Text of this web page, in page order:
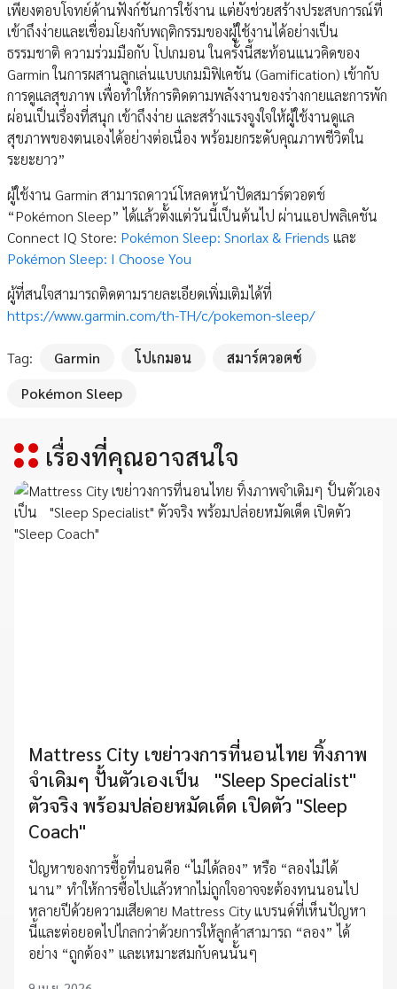
เพียงตอบโจทย์ด้านฟังก์ชันการใช้งาน แต่ยังช่วยสร้างประสบการณ์ที่
เข้าถึงง่ายและเชื่อมโยงกับพฤติกรรมของผู้ใช้งานได้อย่างเป็น
ธรรมชาติ ความร่วมมือกับ โปเกมอน ในครั้งนี้สะท้อนแนวคิดของ
Garmin ในการผสานลูกเล่นแบบเกมมิฟิเคชัน (Gamification) เข้ากับ
การดูแลสุขภาพ เพื่อทำให้การติดตามพลังงานของร่างกายและการพัก
ผ่อนเป็นเรื่องที่สนุก เข้าถึงง่าย และสร้างแรงจูงใจให้ผู้ใช้งานดูแล
สุขภาพของตนเองได้อย่างต่อเนื่อง พร้อมยกระดับคุณภาพชีวิตใน
ระยะยาว”
ผู้ใช้งาน Garmin สามารถดาวน์โหลดหน้าปัดสมาร์ตวอตช์
“Pokémon Sleep” ได้แล้วตั้งแต่วันนี้เป็นต้นไป ผ่านแอปพลิเคชัน
Connect IQ Store: Pokémon Sleep: Snorlax & Friends และ
Pokémon Sleep: I Choose You
ผู้ที่สนใจสามารถติดตามรายละเอียดเพิ่มเติมได้ที่
https://www.garmin.com/th-TH/c/pokemon-sleep/
Tag: Garmin โปเกมอน
สมาร์ตวอตช์
Pokémon Sleep
เรื่องที่คุณอาจสนใจ
Mattress City เขย่าวงการที่นอนไทย ทิ้งภาพ
จำเดิมๆ ปั้นตัวเองเป็น "Sleep Specialist"
ตัวจริง พร้อมปล่อยหมัดเด็ด เปิดตัว "Sleep
Coach"
ปัญหาของการซื้อที่นอนคือ “ไม่ได้ลอง” หรือ “ลองไม่ได้
นาน” ทำให้การซื้อไปแล้วหากไม่ถูกใจอาจจะต้องทนนอนไป
หลายปีด้วยความเสียดาย Mattress City แบรนด์ที่เห็นปัญหา
นี้และต่อยอดไปไกลกว่าด้วยการให้ลูกค้าสามารถ “ลอง” ได้
อย่าง “ถูกต้อง” และเหมาะสมกับคนนั้นๆ